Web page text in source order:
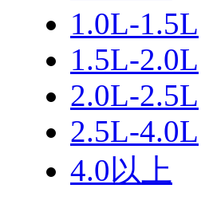
1.0L-1.5L
1.5L-2.0L
2.0L-2.5L
2.5L-4.0L
4.0以上